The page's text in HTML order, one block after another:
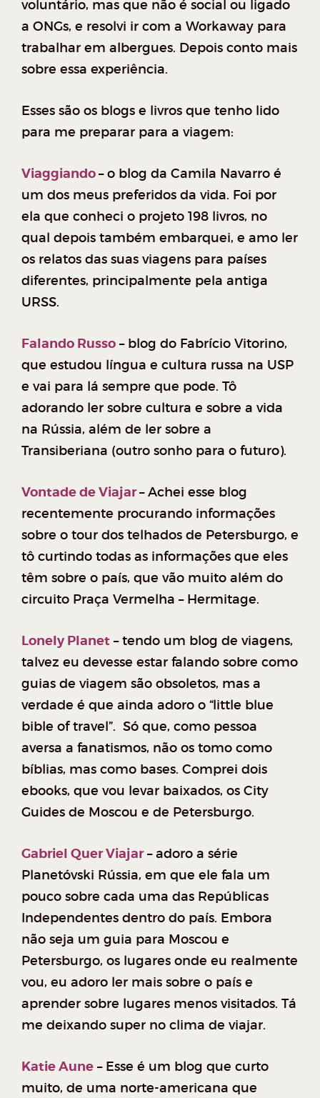
voluntário, mas que não é social ou ligado
a ONGs, e resolvi ir com a Workaway para
trabalhar em albergues. Depois conto mais
sobre essa experiência.
Esses são os blogs e livros que tenho lido
para me preparar para a viagem:
Viaggiando– o blog da Camila Navarro é
um dos meus preferidos da vida. Foi por
ela que conheci o projeto 198 livros, no
qual depois também embarquei, e amo ler
os relatos das suas viagens para países
diferentes, principalmente pela antiga
URSS.
Falando Russo – blog do Fabrício Vitorino,
que estudou língua e cultura russa na USP
e vai para lá sempre que pode. Tô
adorando ler sobre cultura e sobre a vida
na Rússia, além de ler sobre a
Transiberiana (outro sonho para o futuro).
Vontade de Viajar– Achei esse blog
recentemente procurando informações
sobre o tour dos telhados de Petersburgo, e
tô curtindo todas as informações que eles
têm sobre o país, que vão muito além do
circuito Praça Vermelha – Hermitage.
Lonely Planet – tendo um blog de viagens,
talvez eu devesse estar falando sobre como
guias de viagem são obsoletos, mas a
verdade é que ainda adoro o “little blue
bible of travel”. Só que, como pessoa
aversa a fanatismos, não os tomo como
bíblias, mas como bases. Comprei dois
ebooks, que vou levar baixados, os City
Guides de Moscou e de Petersburgo.
Gabriel Quer Viajar – adoro a série
Planetóvski Rússia, em que ele fala um
pouco sobre cada uma das Repúblicas
Independentes dentro do país. Embora
não seja um guia para Moscou e
Petersburgo, os lugares onde eu realmente
vou, eu adoro ler mais sobre o país e
aprender sobre lugares menos visitados. Tá
me deixando super no clima de viajar.
Katie Aune – Esse é um blog que curto
muito, de uma norte-americana que